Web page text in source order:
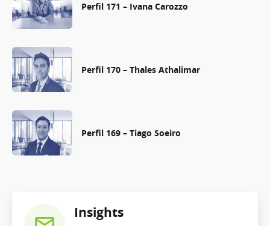
Perfil 171 – Ivana Carozzo
Perfil 170 – Thales Athalimar
Perfil 169 – Tiago Soeiro
Insights